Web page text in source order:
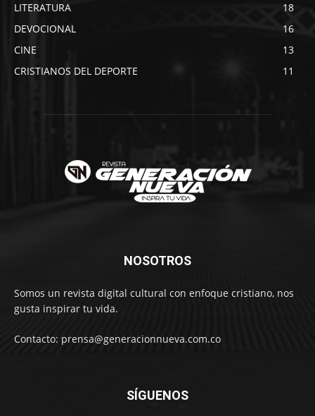
LITERATURA
18
DEVOCIONAL
16
CINE
13
CRISTIANOS DEL DEPORTE
11
NOSOTROS
Somos un revista digital cultural con enfoque cristiano, nos
gusta inspirar tu vida.
Contacto: prensa@generacionnueva.com.co
SÍGUENOS